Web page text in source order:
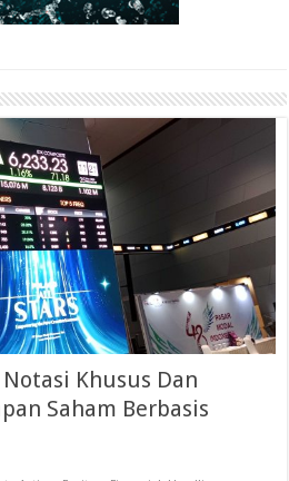
Khusus Dan
Saham Berbasis